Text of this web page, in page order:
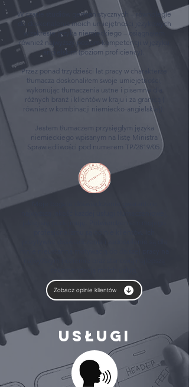
W czasie studiów germanistycznych – równolegle
do doskonalenia moich umiejętności językowych
w zakresie języka niemieckiego – osiągnąłem
również najwyższy poziom kompetencji w języku
angielskim (poziom proficiency).
Przez ponad trzydzieści lat pracy w charakterze
tłumacza doskonaliłem swoje umiejętności,
wykonując tłumaczenia ustne i pisemne dla
różnych branż i klientów w kraju i za granicą (
również w kombinacji niemiecko-angielskiej).
Jestem tłumaczem przysięgłym języka
niemieckiego wpisanym na listę Ministra
Sprawiedliwości pod numerem TP/2819/05.
Zobacz opinie klientów
Usługi